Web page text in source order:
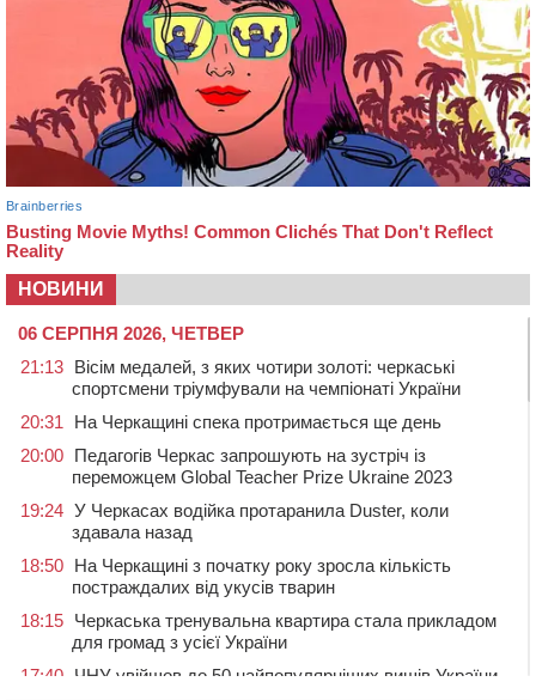
НОВИНИ
06 СЕРПНЯ 2026, ЧЕТВЕР
21:13 Вісім медалей, з яких чотири золоті: черкаські
спортсмени тріумфували на чемпіонаті України
20:31
На Черкащині спека протримається ще день
20:00 Педагогів Черкас запрошують на зустріч із
переможцем Global Teacher Prize Ukraine 2023
19:24 У Черкасах водійка протаранила Duster, коли
здавала назад
18:50 На Черкащині з початку року зросла кількість
постраждалих від укусів тварин
18:15 Черкаська тренувальна квартира стала прикладом
для громад з усієї України
17:40 ЧНУ увійшов до 50 найпопулярніших вишів України